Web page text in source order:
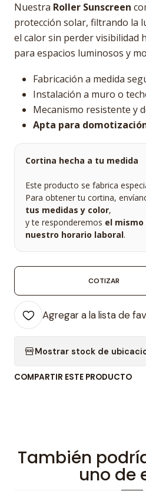
Nuestra Roller Sunscreen
protección solar, filtrando la
el calor sin perder visibilidad
para espacios luminosos y
Fabricación a medida
Instalación a muro o
Mecanismo resistente y
Apta para
Cortina hecha a tu medida
Este producto se fabrica
Para obtener tu cortina,
tus medidas y color,
y te responderemos el
nuestro horario laboral.
COTIZAR
Agregar a la lista de
Mostrar stock de
COMPARTIR ESTE PRODUCTO
También
uno de